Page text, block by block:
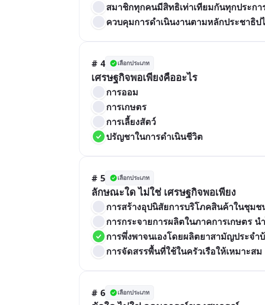
สมาชิกทุกคนมีสิทธิเท่าเทียมกันทุกประกา
ควบคุมการดำเนินงานตามหลักประชาธิป
# 4 เลือกประเภท
เศรษฐกิจพอเพียงคืออะไร
การออม
การเกษตร
การเลี้ยงสัตว์
ปรัญชาในการดำเนินชีวิต
# 5 เลือกประเภท
ลักษณะใด ไม่ใช่ เศรษฐกิจพอเพียง
การสร้างอุปนิสัยการบริโภคสินค้าในชุมช
การกระจายการผลิตในภาคการเกษตร
การพึ่งพาจนเองโดยผลิตยาสามัญประจำ
การจัดสรรพื้นที่ใช้ในครัวเรือให้เหมาะสม
# 6 เลือกประเภท